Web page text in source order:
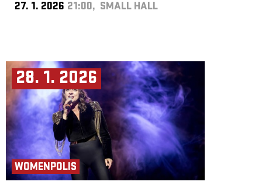
27. 1. 2026 21:00, SMALL HALL
28. 1. 2026
WOMENPOLIS